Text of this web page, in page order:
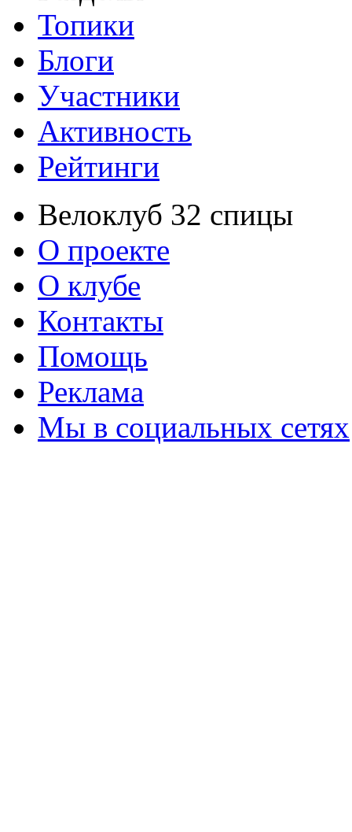
Топики
Блоги
Участники
Активность
Рейтинги
Велоклуб 32 спицы
О проекте
О клубе
Контакты
Помощь
Реклама
Мы в социальных сетях